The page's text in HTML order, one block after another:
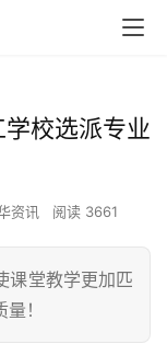
学校选派专业
资讯 阅读 3661
课堂教学更加匹
！